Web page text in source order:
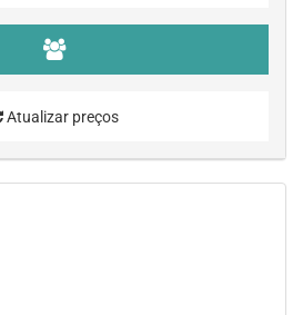
Atualizar preços